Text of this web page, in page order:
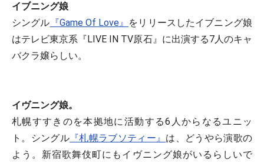
イブニング娘
シングル 『Game Of Love』 をリリースしたイブニング娘
はテレビ東京系『LIVE IN TV原石』に出演する7人のキャ
バクラ嬢らしい。
イヴニング娘。
札幌すすきのを本拠地に活動する6人からなるユニッ
ト。シングル 『札幌ラブソティー』 は、どうやら演歌の
よう。新宿歌舞伎町にもイヴニング娘がいるらしいで